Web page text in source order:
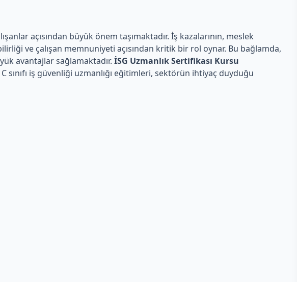
açısından büyük önem taşımaktadır. İş kazalarının, meslek
ve çalışan memnuniyeti açısından kritik bir rol oynar. Bu bağlamda,
avantajlar sağlamaktadır. İSG Uzmanlık Sertifikası Kursu
C sınıfı iş güvenliği uzmanlığı eğitimleri, sektörün ihtiyaç duyduğu